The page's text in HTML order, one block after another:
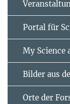
Portal für
My Science
Bilder aus
Orte der